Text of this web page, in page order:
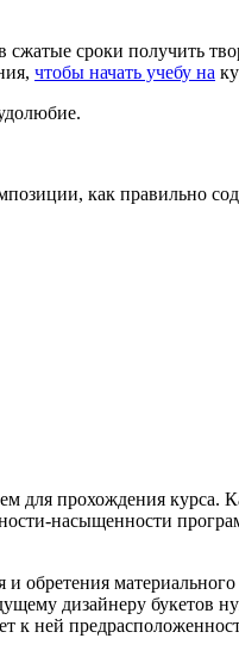
сроки получить
чтобы начать учебу на
как правильно
для прохождения курса.
насыщенности
материального
дизайнеру букетов
к ней